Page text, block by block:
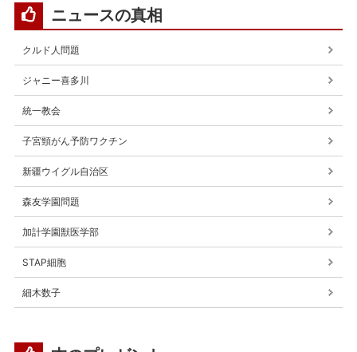
ニュースの真相
クルド人問題
ジャニー喜多川
統一教会
子宮頸がん予防ワクチン
新疆ウイグル自治区
森友学園問題
加計学園獣医学部
STAP細胞
細木数子